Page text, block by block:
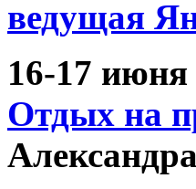
ведущая
16-17 июня
Отдых на